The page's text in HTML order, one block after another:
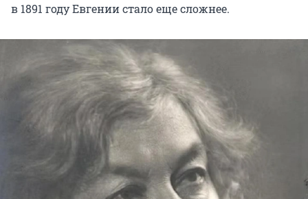
в 1891 годуЕвгении стало еще сложнее.